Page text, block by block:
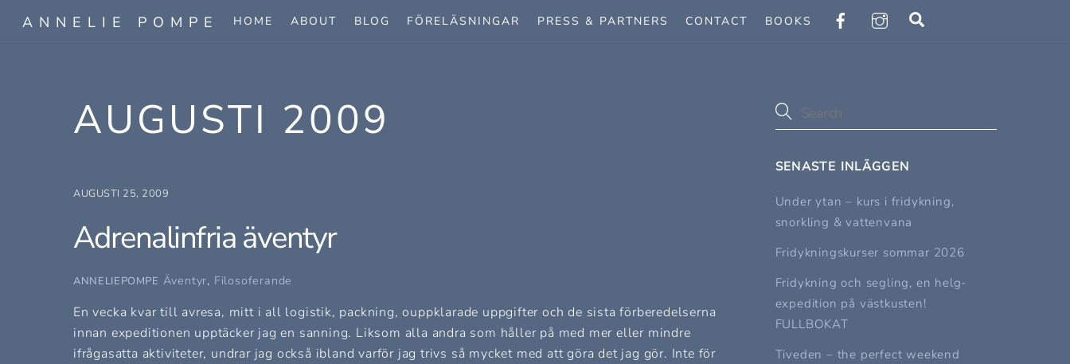
ANNELIE POMPE HOME ABOUT BLOG FÖRELÄSNINGAR PRESS & PARTNERS CONTACT BOOKS
AUGUSTI 2009
AUGUSTI 25, 2009
Adrenalinfria äventyr
ANNELIEPOMPE Äventyr, Filosoferande
En vecka kvar till avresa, mitt i all logistik, packning, ouppklarade uppgifter och de sista förberedelserna
innan expeditionen upptäcker jag en sanning. Liksom alla andra som håller på med mer eller mindre
ifrågasatta aktiviteter, undrar jag också ibland varför jag trivs så mycket med att göra det jag gör. Inte för
SENASTE INLÄGGEN
Under ytan – kurs i fridykning,
snorkling & vattenvana
Fridykningskurser sommar 2026
Fridykning och segling, en helg-
expedition på västkusten!
FULLBOKAT
Tiveden – the perfect weekend